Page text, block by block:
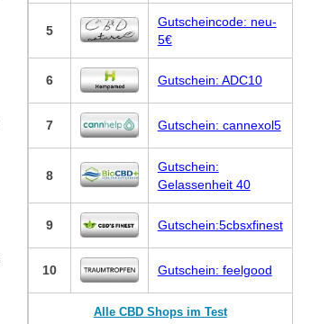
5
Gutscheincode: neu-
5€
6 Gutschein: ADC10
7 Gutschein: cannexol5
8
Gutschein:
Gelassenheit 40
9 Gutschein:5cbsxfinest
10 Gutschein: feelgood
Alle CBD Shops im Test